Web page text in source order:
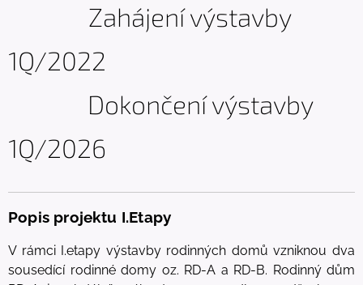
Zahájení výstavby
1Q/2022
Dokončení výstavby
1Q/2026
Popis projektu I.Etapy
V rámci I.etapy výstavby rodinných domů vzniknou dva
sousedící rodinné domy oz. RD-A a RD-B. Rodinný dům